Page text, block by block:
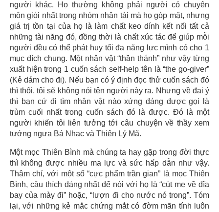
người khác. Họ thường không phải người có chuyên
môn giỏi nhất trong nhóm nhân tài mà họ góp mặt, nhưng
giá trị tồn tại của họ là làm chất keo dính kết nối tất cả
những tài năng đó, đồng thời là chất xúc tác để giúp mỗi
người đều có thể phát huy tối đa năng lực mình có cho 1
mục đích chung. Một nhân vật “thần thánh” như vậy từng
xuất hiện trong 1 cuốn sách self-help tên là “the go-giver”
(Kẻ dám cho đi). Nếu bạn có ý định đọc thử cuốn sách đó
thì thôi, tôi sẽ không nói tên người này ra. Nhưng về đại ý
thì bạn cứ đi tìm nhân vật nào xứng đáng được gọi là
trùm cuối nhất trong cuốn sách đó là được. Đó là một
người khiến tôi liên tưởng tới câu chuyện về thầy xem
tướng ngựa Bá Nhạc và Thiên Lý Mã.
Một mọc Thiên Bình mà chúng ta hay gặp trong đời thực
thì không được nhiều ma lực và sức hấp dẫn như vậy.
Thậm chí, với một số “cực phẩm trần gian” là mọc Thiên
Bình, câu thích đáng nhất để nói với họ là “cút mẹ về đĩa
bay của mày đi” hoặc, “lượn đi cho nước nó trong”. Tóm
lại, với những kẻ mắc chứng mắt có đờm mãn tính luôn